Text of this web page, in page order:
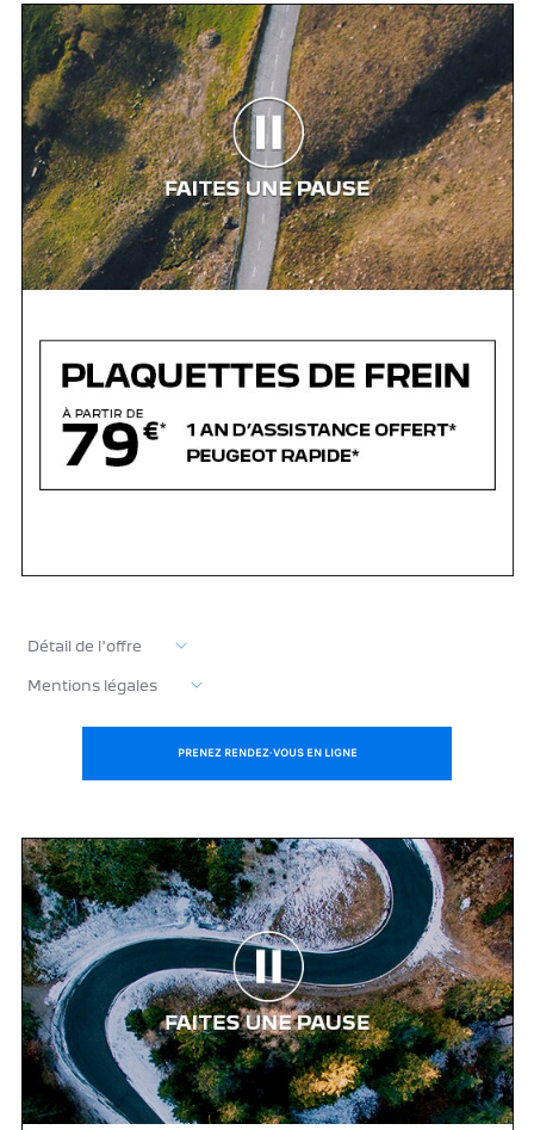
Détail de l'offre
Mentions légales
PRENEZ RENDEZ-VOUS EN LIGNE